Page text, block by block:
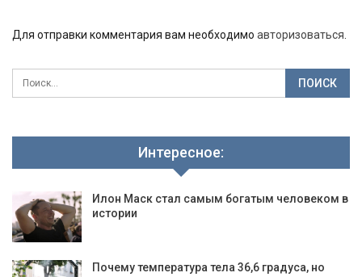
Для отправки комментария вам необходимо авторизоваться
Интересное:
Илон Маск стал самым богатым человеком в
истории
Почему температура тела 36,6 градуса, но